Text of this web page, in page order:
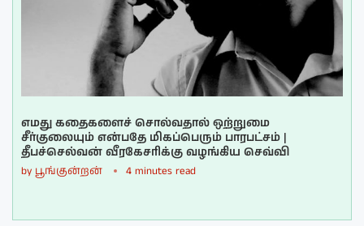
எமது கதைகளைச் சொல்வதால் ஒற்றுமை
சீர்குலையும் என்பதே மிகப்பெரும் பாரபட்சம் |
தீபச்செல்வன் வீரகேசரிக்கு வழங்கிய செவ்வி
by பூங்குன்றன் 4 minutes read